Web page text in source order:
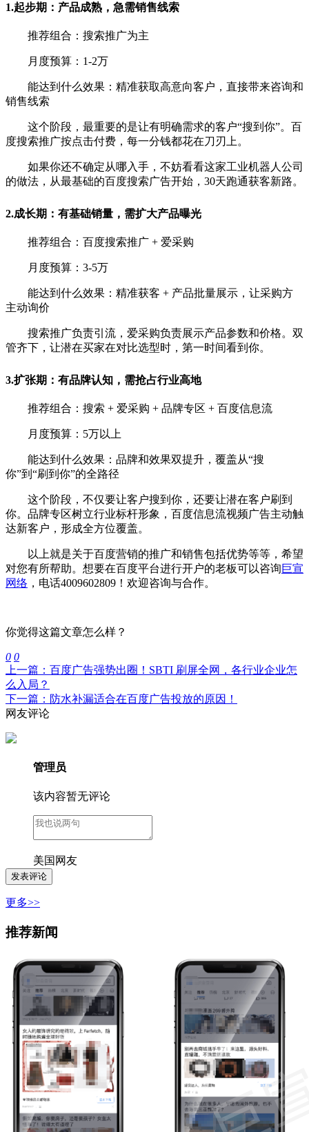
1.起步期：产品成熟，急需销售线索
推荐组合：搜索推广为主
月度预算：1-2万
能达到什么效果：精准获取高意向客户，直接带来咨询和
销售线索
这个阶段，最重要的是让有明确需求的客户“搜到你”。百
度搜索推广按点击付费，每一分钱都花在刀刃上。
如果你还不确定从哪入手，不妨看看这家工业机器人公司
的做法，从最基础的百度搜索广告开始，30天跑通获客新路。
2.成长期：有基础销量，需扩大产品曝光
推荐组合：百度搜索推广 + 爱采购
月度预算：3-5万
能达到什么效果：精准获客 + 产品批量展示，让采购方
主动询价
搜索推广负责引流，爱采购负责展示产品参数和价格。双
管齐下，让潜在买家在对比选型时，第一时间看到你。
3.扩张期：有品牌认知，需抢占行业高地
推荐组合：搜索 + 爱采购 + 品牌专区 + 百度信息流
月度预算：5万以上
能达到什么效果：品牌和效果双提升，覆盖从“搜
你”到“刷到你”的全路径
这个阶段，不仅要让客户搜到你，还要让潜在客户刷到
你。品牌专区树立行业标杆形象，百度信息流视频广告主动触
达新客户，形成全方位覆盖。
以上就是关于百度营销的推广和销售包括优势等等，希望
对您有所帮助。想要在百度平台进行开户的老板可以咨询巨宣
网络 ，电话4009602809！欢迎咨询与合作。
你觉得这篇文章怎么样？
0 0
上一篇：百度广告强势出圈！SBTI 刷屏全网，各行业企业怎
么入局？
下一篇：防水补漏适合在百度广告投放的原因！
网友评论
管理员
该内容暂无评论
美国网友
更多>>
推荐新闻